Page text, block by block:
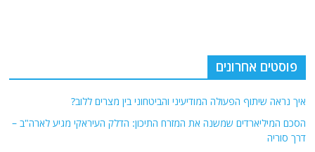
פוסטים אחרונים
איך נראה שיתוף הפעולה המודיעיני והביטחוני בין מצרים ללוב?
הסכם המיליארדים שמשנה את המזרח התיכון: הדלק העיראקי מגיע לארה"ב –
דרך סוריה